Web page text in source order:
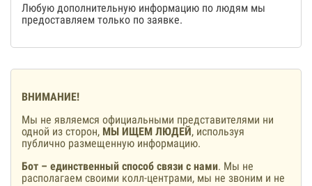
Любую дополнительную информацию по людям мы
предоставляем только по заявке.
ВНИМАНИЕ!
Мы не являемся официальными представителями ни
одной из сторон, МЫ ИЩЕМ ЛЮДЕЙ, используя
публично размещенную информацию.
Бот – единственный способ связи с нами. Мы не
располагаем своими колл-центрами, мы не звоним и не